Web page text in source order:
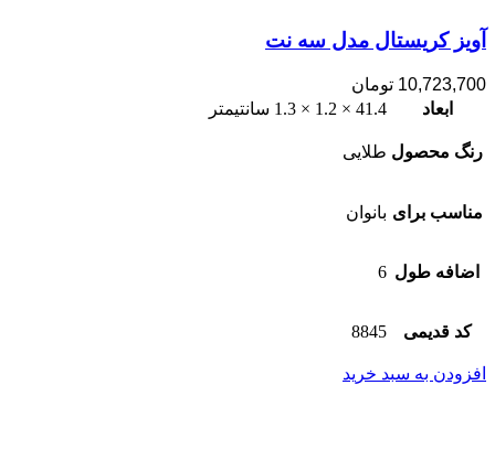
آویز کریستال مدل سه نت
10,723,700 تومان
ابعاد
41.4 × 1.2 × 1.3 سانتیمتر
رنگ محصول طلایی
مناسب برای بانوان
اضافه طول 6
کد قدیمی 8845
افزودن به سبد خرید